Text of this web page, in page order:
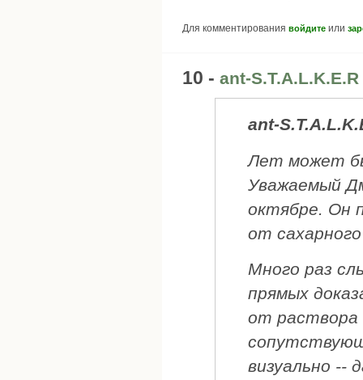
Для комментирования войдите или
10 - ant-S.T.A.L.K.E.R
ant-
Лет может
Уважаемый
октябре. Он
от
Много раз
прямых
от раствора
визуально --